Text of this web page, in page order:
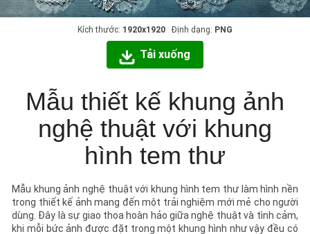
Kích thước: Định dạng:
Tải xuống
Mẫu thiết kế khung ảnh
nghệ thuật với khung
hình tem thư
Mẫu khung ảnh nghệ thuật với khung hình tem thư làm hình nền
trong thiết kế ảnh mang đến một trải nghiệm mới mẻ cho người
dùng. Đây là sự giao thoa hoàn hảo giữa nghệ thuật và tình cảm,
khi mỗi bức ảnh được đặt trong một khung hình như vậy đều có